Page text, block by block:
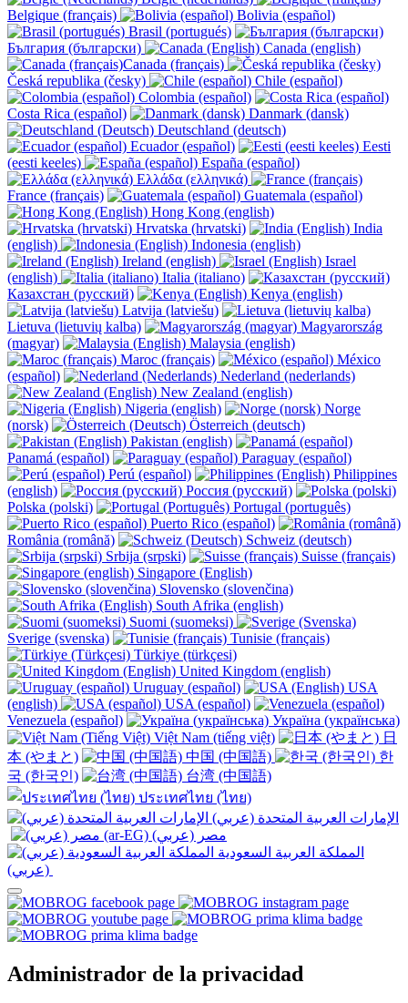
Belgique (français)
Bolivia (español)
Brasil (portugués)
България (български)
Canada (english)
Canada (français)
Česká republika (česky)
Chile (español)
Colombia (español)
Costa Rica (español)
Danmark (dansk)
Deutschland (deutsch)
Ecuador (español)
Eesti
(eesti keeles)
España (español)
Ελλάδα (ελληνικά)
France (français)
Guatemala (español)
Hong Kong (english)
Hrvatska (hrvatski)
India
(english)
Indonesia (english)
Ireland (english)
Israel
(english)
Italia (italiano)
Казахстан (русский)
Kenya (english)
Latvija (latviešu)
Lietuva (lietuvių kalba)
Magyarország
(magyar)
Malaysia (english)
Maroc (français)
México
(español)
Nederland (nederlands)
New Zealand (english)
Nigeria (english)
Norge
(norsk)
Österreich (deutsch)
Pakistan (english)
Panamá (español)
Paraguay (español)
Perú (español)
Philippines
(english)
Россия (русский)
Polska (polski)
Portugal (português)
Puerto Rico (español)
România (română)
Schweiz (deutsch)
Srbija (srpski)
Suisse (français)
Singapore (English)
Slovensko (slovenčina)
South Afrika (english)
Suomi (suomeksi)
Sverige (svenska)
Tunisie (français)
Türkiye (türkçesi)
United Kingdom (english)
Uruguay (español)
USA
(english)
USA (español)
Venezuela (español)
Україна (українська)
Việt Nam (tiếng việt)
日
本 (やまと)
中国 (中国語)
한
국 (한국인)
台湾 (中国語)
ประเทศไทย (ไทย)
Administrador de la privacidad